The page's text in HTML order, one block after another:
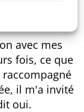
avec mes
fois, ce que
il m'a invité
oui.